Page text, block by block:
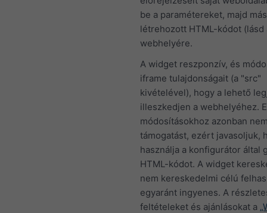
be a paramétereket, majd
létrehozott HTML-kódot (lásd
webhelyére.
A widget reszponzív, és
iframe tulajdonságait (a "src"
kivételével), hogy a lehető
illeszkedjen a webhelyéhez.
módosításokhoz azonban
támogatást, ezért javasoljuk,
használja a konfigurátor által
HTML-kódot. A widget
nem kereskedelmi célú
egyaránt ingyenes. A
feltételeket és ajánlásokat a